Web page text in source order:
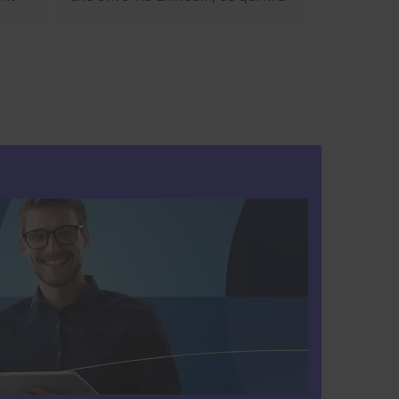
transparente, avec un très bon
France, ce qui rend celle-ci
contacter Lucie si vous êtes en
lien avec ce cabinet. Elle fait son